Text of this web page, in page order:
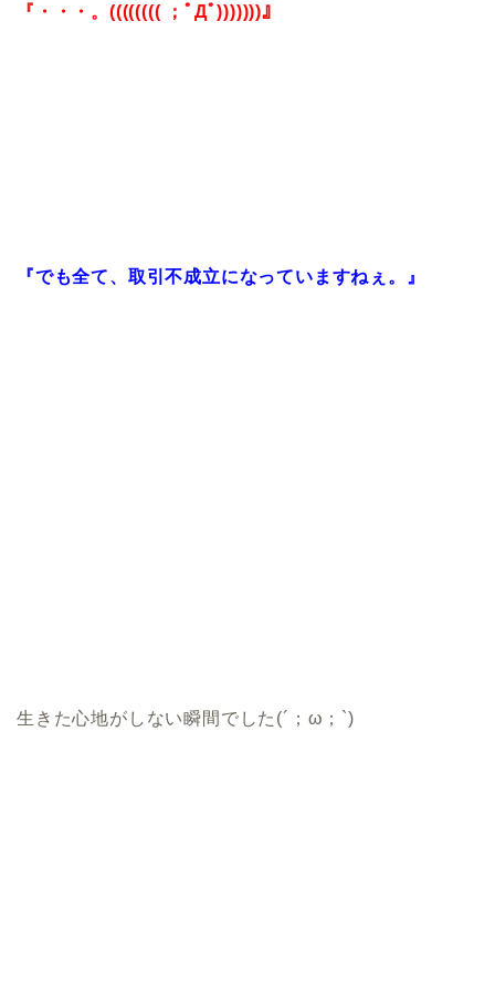
『・・・。(((((((( ；ﾟДﾟ)))))))』
『でも全て、取引不成立になっていますねぇ。』
生きた心地がしない瞬間でした(´；ω；`)